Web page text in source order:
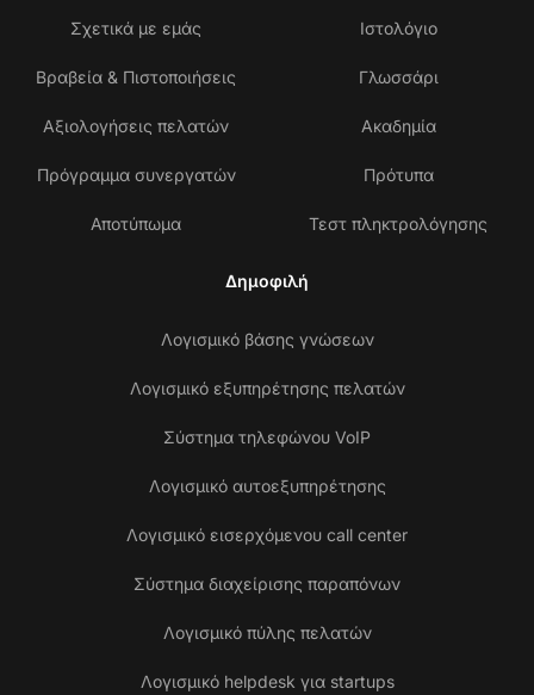
Σχετικά με εμάς
Βραβεία & Πιστοποιήσεις
Αξιολογήσεις πελατών
Πρόγραμμα συνεργατών
Αποτύπωμα
Ιστολόγιο
Γλωσσάρι
Ακαδημία
Πρότυπα
Τεστ πληκτρολόγησης
Δημοφιλή
Λογισμικό βάσης γνώσεων
Λογισμικό εξυπηρέτησης πελατών
Σύστημα τηλεφώνου VoIP
Λογισμικό αυτοεξυπηρέτησης
Λογισμικό εισερχόμενου call center
Σύστημα διαχείρισης παραπόνων
Λογισμικό πύλης πελατών
Λογισμικό helpdesk για startups